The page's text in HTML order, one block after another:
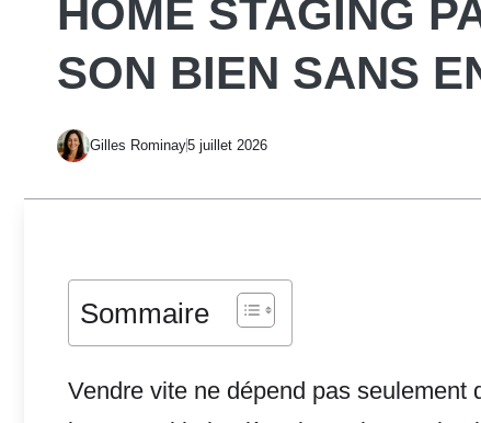
HOME STAGING
SON BIEN SANS
Gilles Rominay5 juillet 2026
Sommaire
Vendre vite ne dépend pas seulement